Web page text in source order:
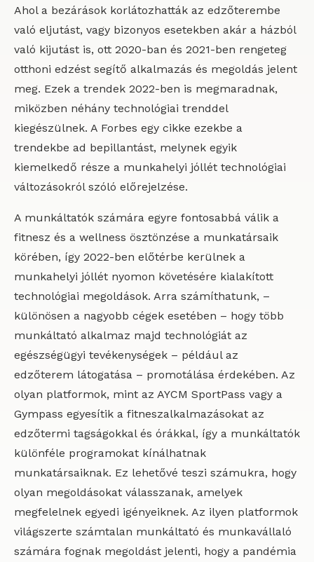
Ahol a bezárások korlátozhatták az edzőterembe
való eljutást, vagy bizonyos esetekben akár a házból
való kijutást is, ott 2020-ban és 2021-ben rengeteg
otthoni edzést segítő alkalmazás és megoldás jelent
meg. Ezek a trendek 2022-ben is megmaradnak,
miközben néhány technológiai trenddel
kiegészülnek. A Forbes egy cikke ezekbe a
trendekbe ad bepillantást, melynek egyik
kiemelkedő része a munkahelyi jóllét technológiai
változásokról szóló előrejelzése.
A munkáltatók számára egyre fontosabbá válik a
fitnesz és a wellness ösztönzése a munkatársaik
körében, így 2022-ben előtérbe kerülnek a
munkahelyi jóllét nyomon követésére kialakított
technológiai megoldások. Arra számíthatunk, –
különösen a nagyobb cégek esetében – hogy több
munkáltató alkalmaz majd technológiát az
egészségügyi tevékenységek – például az
edzőterem látogatása – promotálása érdekében. Az
olyan platformok, mint az AYCM SportPass vagy a
Gympass egyesítik a fitneszalkalmazásokat az
edzőtermi tagságokkal és órákkal, így a munkáltatók
különféle programokat kínálhatnak
munkatársaiknak. Ez lehetővé teszi számukra, hogy
olyan megoldásokat válasszanak, amelyek
megfelelnek egyedi igényeiknek. Az ilyen platformok
világszerte számtalan munkáltató és munkavállaló
számára fognak megoldást jelenti, hogy a pandémia